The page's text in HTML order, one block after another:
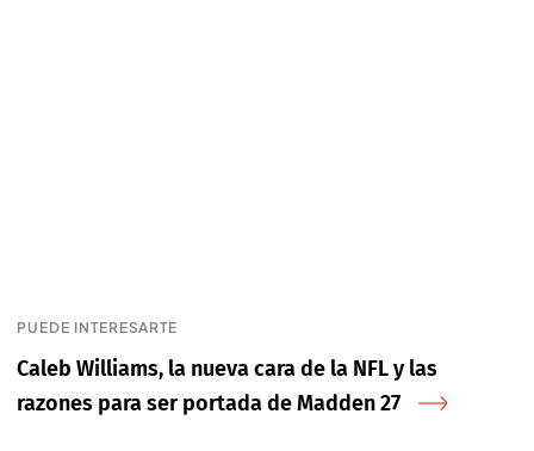
PUEDE INTERESARTE
Caleb Williams, la nueva cara de la NFL y las
razones para ser portada de Madden 27